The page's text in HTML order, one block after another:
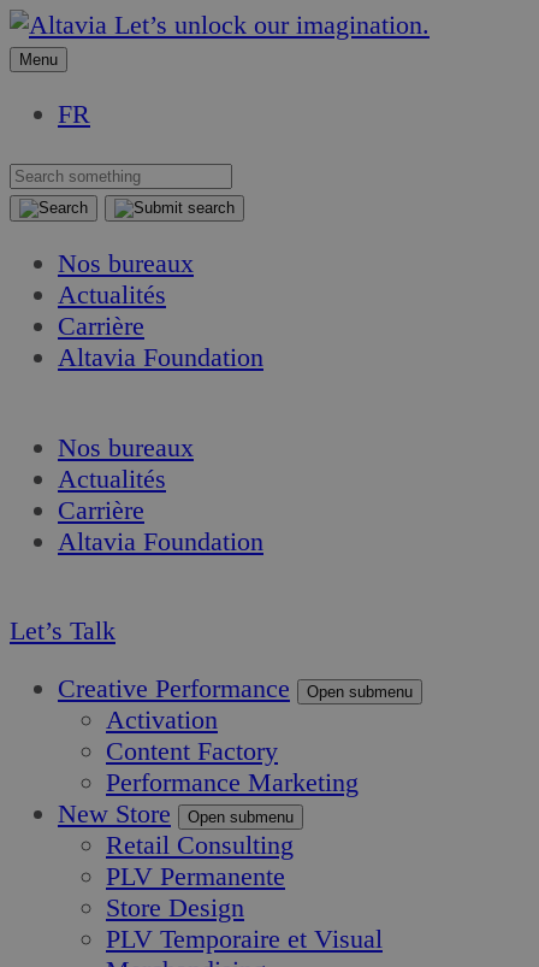
Aller
au
Aller
au
Let’s unlock our imagination.
Menu
FR
Nos bureaux
Actualités
Carrière
Altavia Foundation
Nos bureaux
Actualités
Carrière
Altavia Foundation
Let’s Talk
Creative Performance
Open submenu
Activation
Content Factory
Performance Marketing
New Store
Open submenu
Retail Consulting
PLV Permanente
Store Design
PLV Temporaire et Visual